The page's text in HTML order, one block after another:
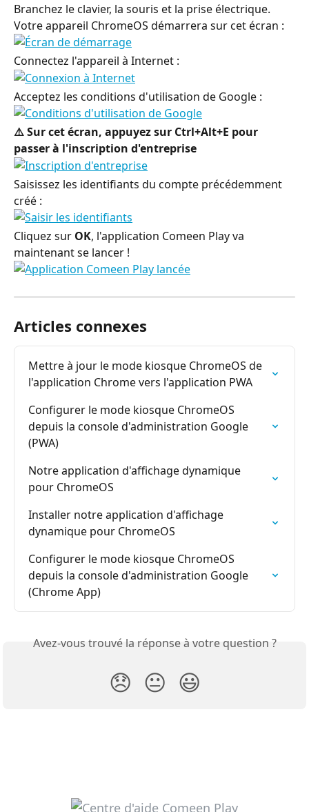
Branchez le clavier, la souris et la prise électrique.
Votre appareil ChromeOS démarrera sur cet écran :
Connectez l'appareil à Internet :
Acceptez les conditions d'utilisation de Google :
⚠️ Sur cet écran, appuyez sur Ctrl+Alt+E pour
passer à l'inscription d'entreprise
Saisissez les identifiants du compte précédemment
créé :
Cliquez sur OK, l'application Comeen Play va
maintenant se lancer !
Articles connexes
Mettre à jour le mode kiosque ChromeOS de
l'application Chrome vers l'application PWA
Configurer le mode kiosque ChromeOS
depuis la console d'administration Google
(PWA)
Notre application d'affichage dynamique
pour ChromeOS
Installer notre application d'affichage
dynamique pour ChromeOS
Configurer le mode kiosque ChromeOS
depuis la console d'administration Google
(Chrome App)
Avez-vous trouvé la réponse à votre question ?
😞 😐 😃